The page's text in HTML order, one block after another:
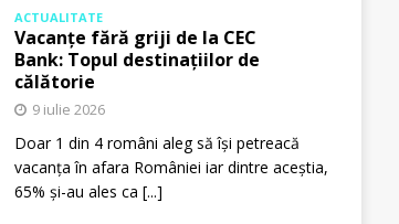
ACTUALITATE
Vacanțe fără griji de la CEC
Bank: Topul destinațiilor de
călătorie
9 iulie 2026
Doar 1 din 4 români aleg să își petreacă
vacanța în afara României iar dintre aceștia,
65% și-au ales ca [...]